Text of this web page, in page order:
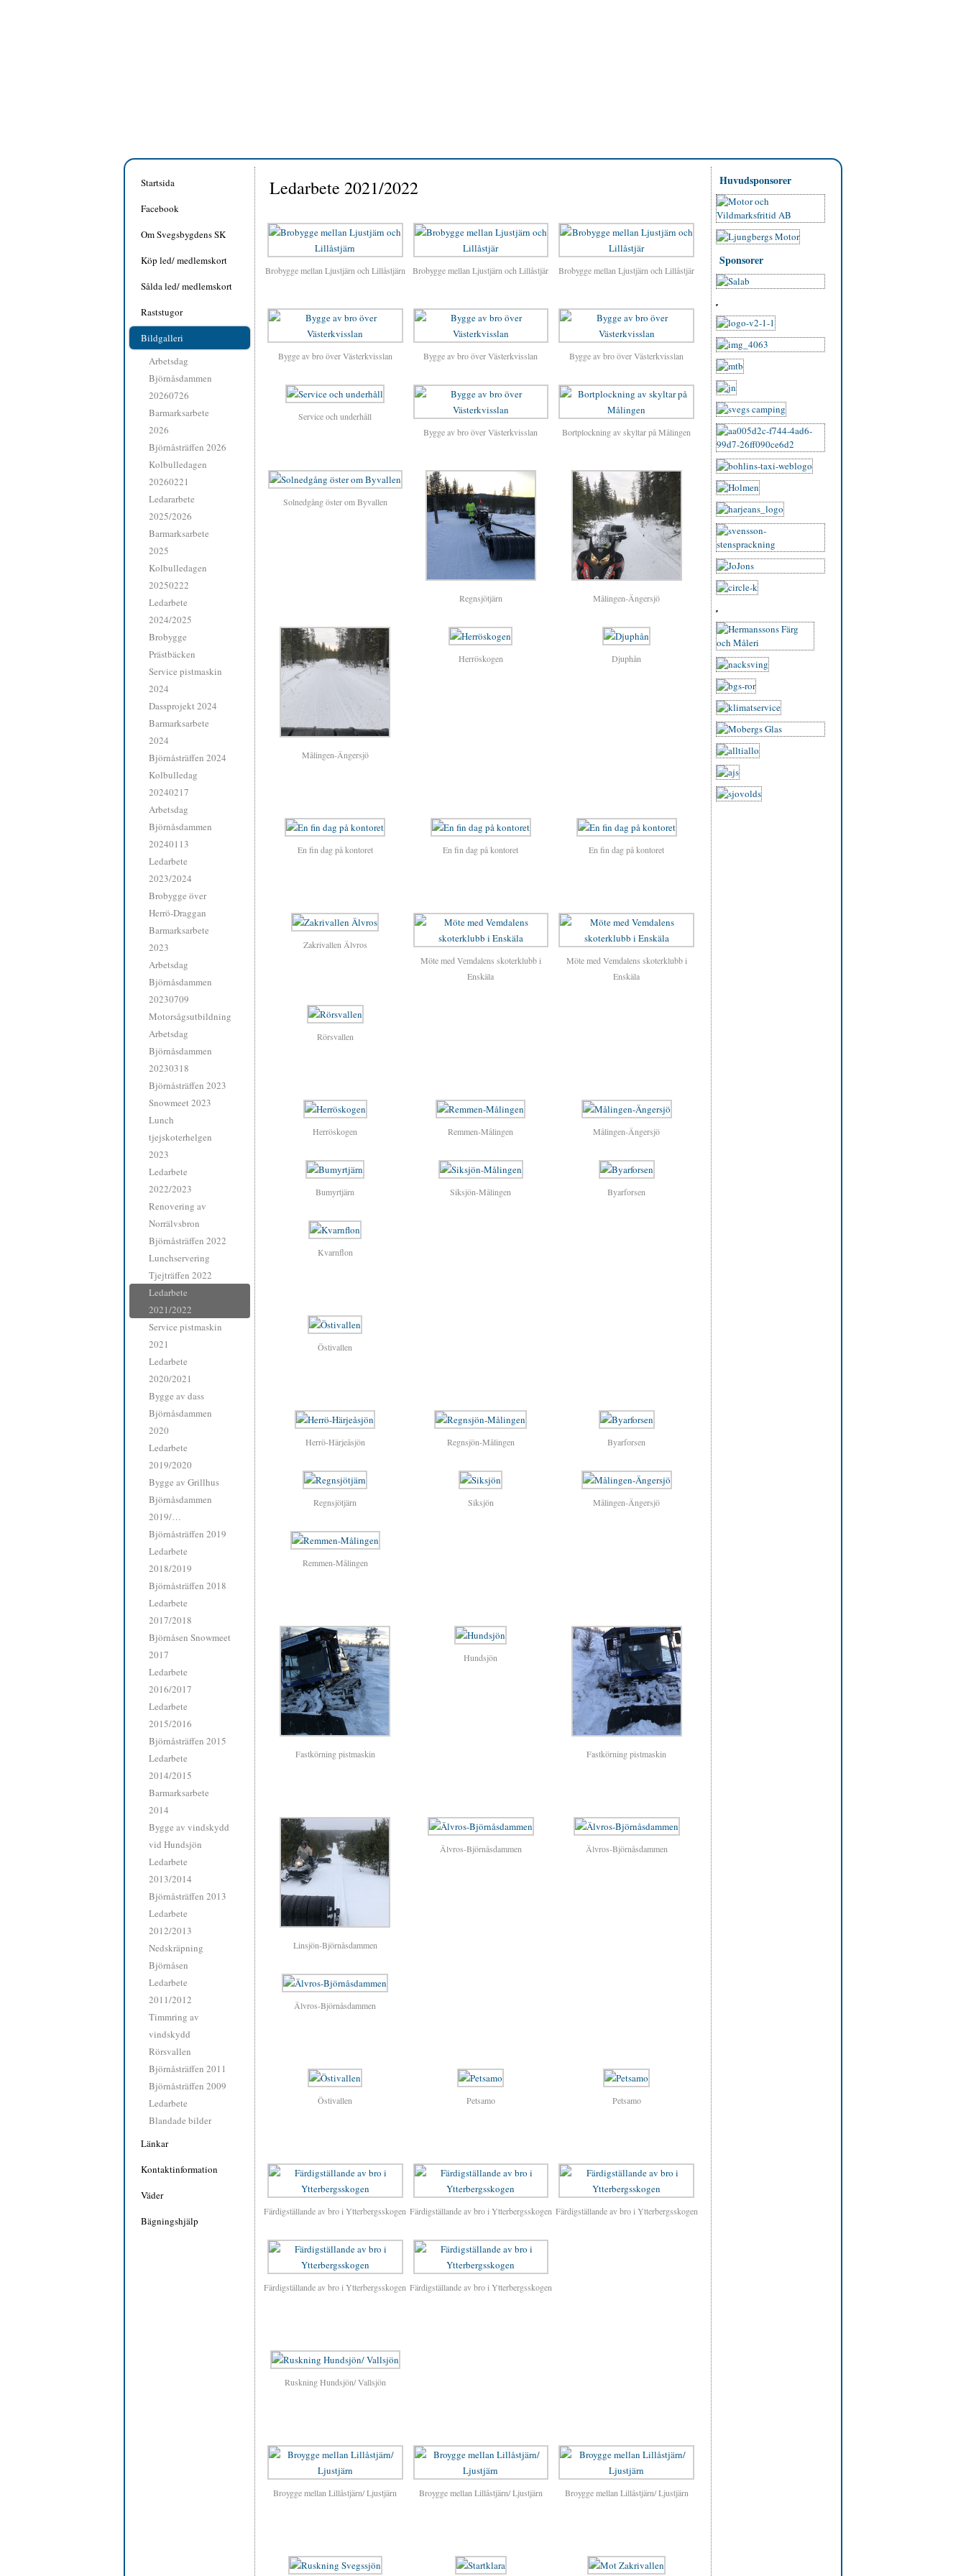
Startsida
Facebook
Om Svegsbygdens SK
Köp led/ medlemskort
Sålda led/ medlemskort
Raststugor
Bildgalleri
Arbetsdag
Björnåsdammen
20260726
Barmarksarbete
2026
Björnåsträffen 2026
Kolbulledagen
20260221
Ledararbete
2025/2026
Barmarksarbete
2025
Kolbulledagen
20250222
Ledarbete
2024/2025
Brobygge
Prästbäcken
Service pistmaskin
2024
Dassprojekt 2024
Barmarksarbete
2024
Björnåsträffen 2024
Kolbulledag
20240217
Arbetsdag
Björnåsdammen
20240113
Ledarbete
2023/2024
Brobygge över
Herrö-Draggan
Barmarksarbete
2023
Arbetsdag
Björnåsdammen
20230709
Motorsågsutbildning
Arbetsdag
Björnåsdammen
20230318
Björnåsträffen 2023
Snowmeet 2023
Lunch
tjejskoterhelgen
2023
Ledarbete
2022/2023
Renovering av
Norrälvsbron
Björnåsträffen 2022
Lunchservering
Tjejträffen 2022
Ledarbete
2021/2022
Service pistmaskin
2021
Ledarbete
2020/2021
Bygge av dass
Björnåsdammen
2020
Ledarbete
2019/2020
Bygge av Grillhus
Björnåsdammen
2019/…
Björnåsträffen 2019
Ledarbete
2018/2019
Björnåsträffen 2018
Ledarbete
2017/2018
Björnåsen Snowmeet
2017
Ledarbete
2016/2017
Ledarbete
2015/2016
Björnåsträffen 2015
Ledarbete
2014/2015
Barmarksarbete
2014
Bygge av vindskydd
vid Hundsjön
Ledarbete
2013/2014
Björnåsträffen 2013
Ledarbete
2012/2013
Nedskräpning
Björnåsen
Ledarbete
2011/2012
Timmring av
vindskydd
Rörsvallen
Björnåsträffen 2011
Björnåsträffen 2009
Ledarbete
Blandade bilder
Länkar
Kontaktinformation
Väder
Bägningshjälp
Ledarbete 2021/2022
Brobygge mellan Ljustjärn och Lillåstjärn Brobygge mellan Ljustjärn och Lillåstjär Brobygge mellan Ljustjärn och Lillåstjär
Bygge av bro över Västerkvisslan Bygge av bro över Västerkvisslan Bygge av bro över Västerkvisslan
Service och underhåll
Bygge av bro över Västerkvisslan
Bortplockning av skyltar på Målingen
Solnedgång öster om Byvallen
Regnsjötjärn Målingen-Ängersjö
Målingen-Ängersjö
Herröskogen Djuphån
En fin dag på kontoret En fin dag på kontoret En fin dag på kontoret
Zakrivallen Älvros
Möte med Vemdalens skoterklubb i
Enskäla
Möte med Vemdalens skoterklubb i
Enskäla
Rörsvallen
Herröskogen Remmen-Målingen Målingen-Ängersjö
Bumyrtjärn Siksjön-Målingen Byarforsen
Kvarnflon
Östivallen
Herrö-Härjeåsjön Regnsjön-Målingen Byarforsen
Regnsjötjärn Siksjön Målingen-Ängersjö
Remmen-Målingen
Fastkörning pistmaskin
Hundsjön
Fastkörning pistmaskin
Linsjön-Björnåsdammen
Älvros-Björnåsdammen Älvros-Björnåsdammen
Älvros-Björnåsdammen
Östivallen Petsamo Petsamo
Färdigställande av bro i Ytterbergsskogen Färdigställande av bro i Ytterbergsskogen Färdigställande av bro i Ytterbergsskogen
Färdigställande av bro i Ytterbergsskogen Färdigställande av bro i Ytterbergsskogen
Ruskning Hundsjön/ Vallsjön
Broygge mellan Lillåstjärn/ Ljustjärn Broygge mellan Lillåstjärn/ Ljustjärn Broygge mellan Lillåstjärn/ Ljustjärn
Huvudsponsorer
Sponsorer